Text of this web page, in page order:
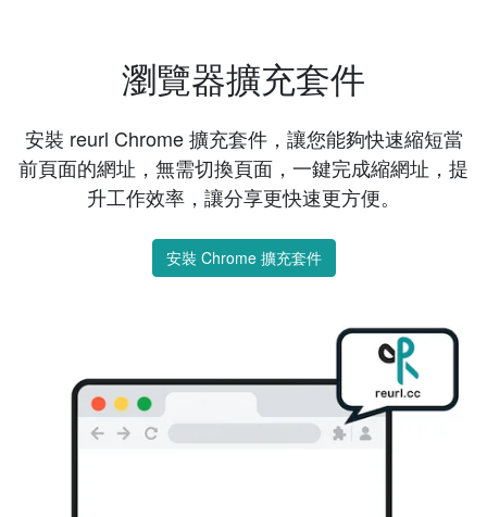
瀏覽器擴充套件
安裝 reurl Chrome 擴充套件，讓您能夠快速縮短當
前頁面的網址，無需切換頁面，一鍵完成縮網址，提
升工作效率，讓分享更快速更方便。
安裝 Chrome 擴充套件